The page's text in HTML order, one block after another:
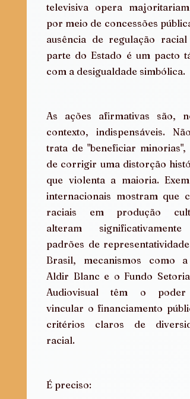
televisiva opera
por meio de concessões
ausência de regulação racial
parte do Estado é um pacto
com a desigualdade simbólica.
As ações afirmativas são,
contexto, indispensáveis.
trata de "beneficiar minorias",
de corrigir uma distorção
que violenta a maioria.
internacionais mostram que
raciais em produção
alteram significativamente
padrões de representatividade.
Brasil, mecanismos como a
Aldir Blanc e o Fundo
Audiovisual têm o poder
vincular o financiamento
critérios claros de
racial.
É preciso: